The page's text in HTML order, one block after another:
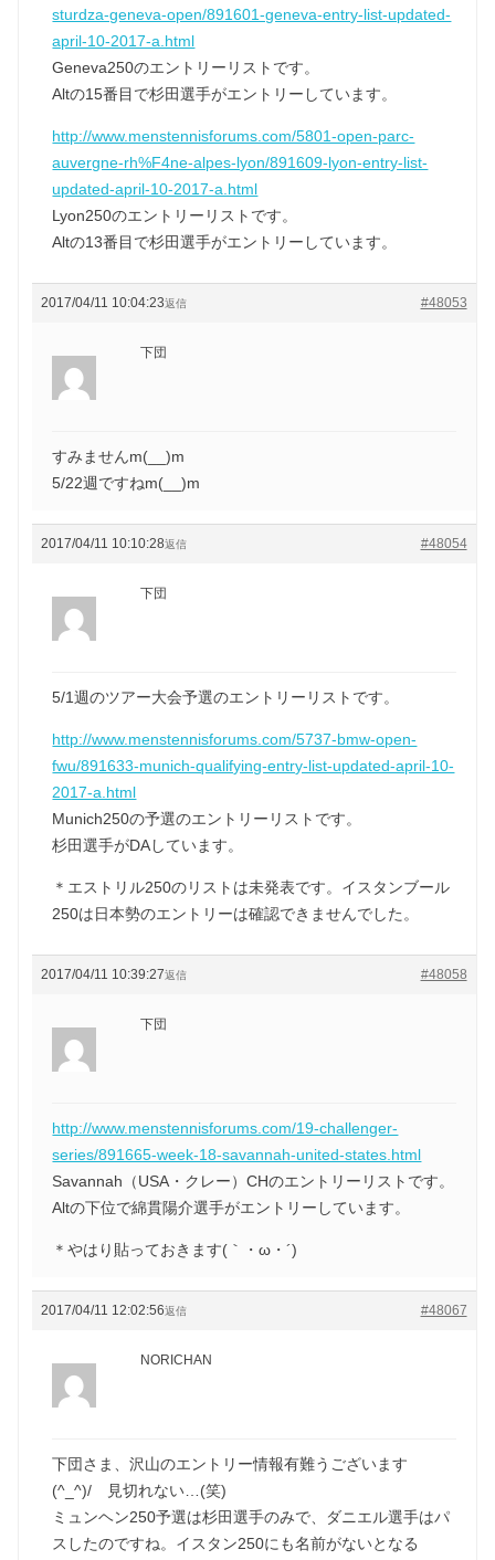
sturdza-geneva-open/891601-geneva-entry-list-updated-
april-10-2017-a.html
Geneva250のエントリーリストです。
Altの15番目で杉田選手がエントリーしています。
http://www.menstennisforums.com/5801-open-parc-
auvergne-rh%F4ne-alpes-lyon/891609-lyon-entry-list-
updated-april-10-2017-a.html
Lyon250のエントリーリストです。
Altの13番目で杉田選手がエントリーしています。
2017/04/11 10:04:23 #48053
返信
下団
すみませんm(__)m
5/22週ですねm(__)m
2017/04/11 10:10:28 #48054
返信
下団
5/1週のツアー大会予選のエントリーリストです。
http://www.menstennisforums.com/5737-bmw-open-
fwu/891633-munich-qualifying-entry-list-updated-april-10-
2017-a.html
Munich250の予選のエントリーリストです。
杉田選手がDAしています。
＊エストリル250のリストは未発表です。イスタンブール
250は日本勢のエントリーは確認できませんでした。
2017/04/11 10:39:27 #48058
返信
下団
http://www.menstennisforums.com/19-challenger-
series/891665-week-18-savannah-united-states.html
Savannah（USA・クレー）CHのエントリーリストです。
Altの下位で綿貫陽介選手がエントリーしています。
＊やはり貼っておきます(｀・ω・´)ゞ
2017/04/11 12:02:56 #48067
返信
NORICHAN
下団さま、沢山のエントリー情報有難うございます
(^_^)/ 見切れない…(笑)
ミュンヘン250予選は杉田選手のみで、ダニエル選手はパ
スしたのですね。イスタン250にも名前がないとなる